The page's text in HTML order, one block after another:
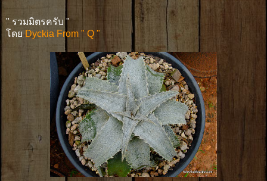
" รวมมิตรครับ "
โดยDyckia From " Q "